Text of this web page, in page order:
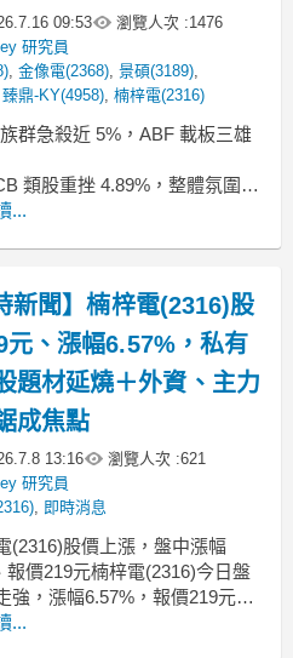
09:53 瀏覽人次 :1476
研究員
,金像電(2368),景碩(3189),
臻鼎-KY(4958),楠梓電(2316)
群急殺近 5%，ABF 載板三雄
類股重挫 4.89%，整體氛圍偏
ABF 載板三雄欣興、南電、景
階 PCB 股壓力遽增。邑昇等雖
，仍難挽族群頹勢。
...
新聞】楠梓電(2316)股
元、漲幅6.57%，私有
題材延燒＋外資、主力
成焦點
13:16 瀏覽人次 :621
研究員
, 即時消息
(2316)股價上漲，盤中漲幅
報價219元楠梓電(2316)今日盤
強，漲幅6.57%，報價219元，
私有化議題與滬電持股價值討
...